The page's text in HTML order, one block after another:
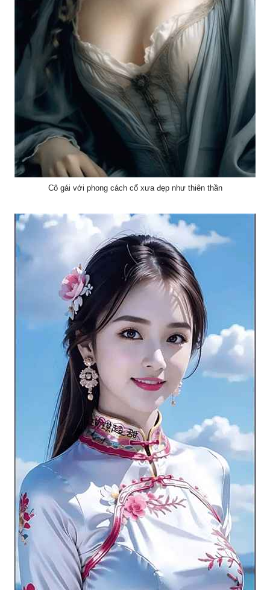
Cô gái với phong cách cổ xưa đẹp như thiên thần